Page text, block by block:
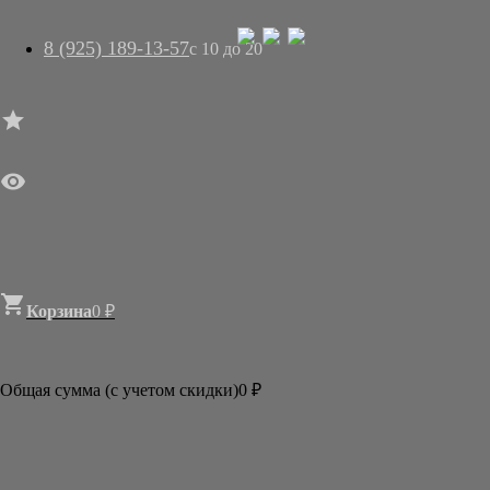

БУМАГА
8 (925) 189-13-57с 10 до 20


Корзина0 ₽
Общая сумма (с учетом скидки)0 ₽